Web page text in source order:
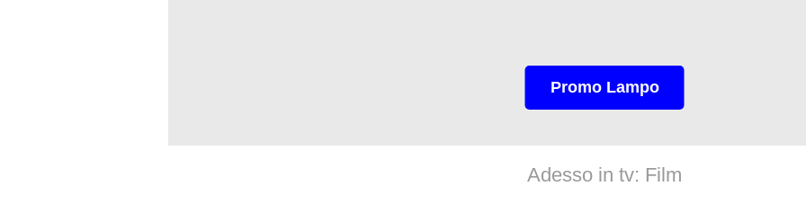
Promo Lampo
Adesso in tv: Film